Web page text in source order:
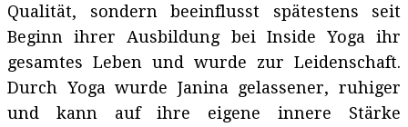
Qualität, sondern beeinflusst spätestens seit
Beginn ihrer Ausbildung bei Inside Yoga ihr
gesamtes Leben und wurde zur Leidenschaft.
Durch Yoga wurde Janina gelassener, ruhiger
und kann auf ihre eigene innere Stärke